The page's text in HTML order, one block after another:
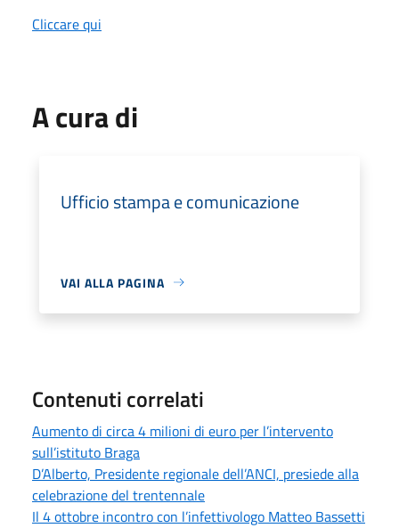
Cliccare qui
A cura di
Ufficio stampa e comunicazione
VAI ALLA PAGINA
Contenuti correlati
Aumento di circa 4 milioni di euro per l’intervento
sull’istituto Braga
D’Alberto, Presidente regionale dell’ANCI, presiede alla
celebrazione del trentennale
Il 4 ottobre incontro con l’infettivologo Matteo Bassetti